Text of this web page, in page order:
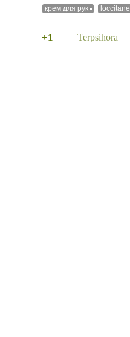
крем для рук loccitane
+1 Terpsihora